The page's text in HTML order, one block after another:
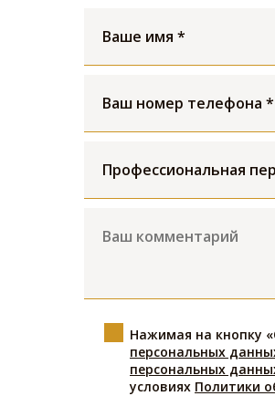
Нажимая на кнопку
персональных
персональных
условиях Политики